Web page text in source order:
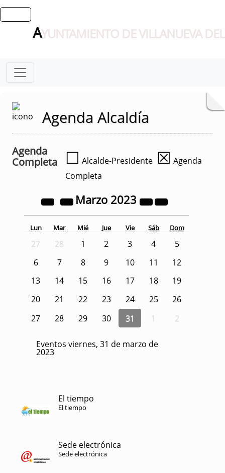
AYUNTAMIENTO DE VILLANUEVA
Agenda Alcaldía
Agenda
Completa
☐ Alcalde-Presidente ☒ Agenda
Completa
Marzo 2023
Lun Mar Mié Jue Vie Sáb Dom
27 28 1 2 3 4
5
6
7 8 9 10 11
12
13
14 15 16 17 18
19
20
21 22 23 24 25
26
27
28 29 30 31 1 2
Eventos viernes, 31 de marzo de
2023
El tiempo
El tiempo
Sede electrónica
Sede electrónica